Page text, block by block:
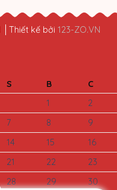
Thiết kế bởi 123-ZO.VN
S B
C
1
2
7 8
9
14 15
16
21 22
23
28 29 30